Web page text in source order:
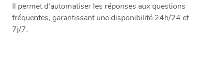
Il permet d’automatiser les réponses aux questions
fréquentes, garantissant une disponibilité 24h/24 et
7j/7.